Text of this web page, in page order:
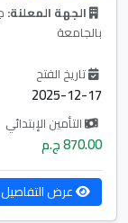
الجهة المعلنة:
بالجامعة
تاريخ الفتح
2025-12-17
التأمين الإبتدائي
870.00 ج.م
عرض التفاصيل